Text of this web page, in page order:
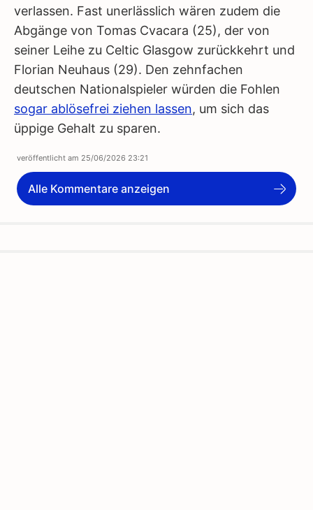
verlassen. Fast unerlässlich wären zudem die
Abgänge von Tomas Cvacara (25), der von
seiner Leihe zu Celtic Glasgow zurückkehrt und
Florian Neuhaus (29). Den zehnfachen
deutschen Nationalspieler würden die Fohlen
sogar ablösefrei ziehen lassen, um sich das
üppige Gehalt zu sparen.
veröffentlicht am 25/06/2026 23:21
Alle Kommentare anzeigen